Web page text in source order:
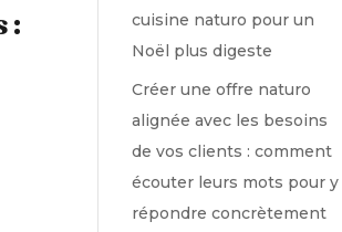
:
cuisine naturo pour un
Noël plus digeste
Créer une offre naturo
alignée avec les besoins
de vos clients : comment
écouter leurs mots pour y
répondre concrètement